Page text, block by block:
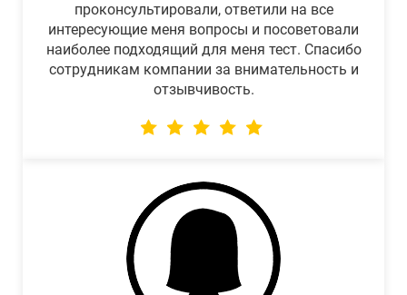
проконсультировали, ответили на все
интересующие меня вопросы и посоветовали
наиболее подходящий для меня тест. Спасибо
сотрудникам компании за внимательность и
отзывчивость.